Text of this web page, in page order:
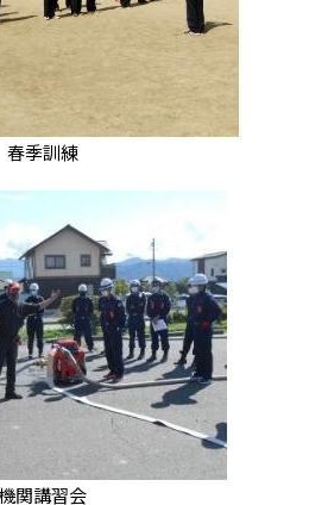
春季訓練
機関講習会